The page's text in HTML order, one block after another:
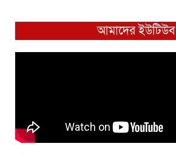
আমাদের ইউটিউব